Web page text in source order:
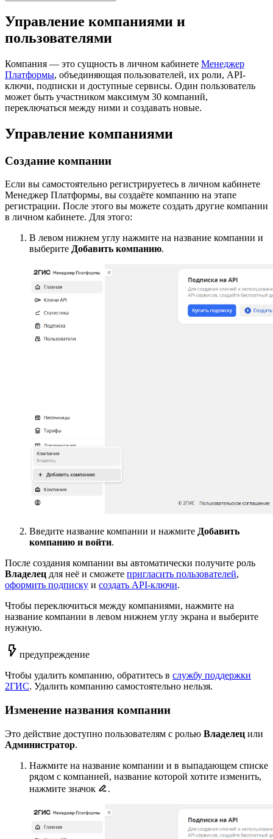
Управление компаниями и
пользователями
Компания — это сущность в личном кабинете Менеджер
Платформы, объединяющая пользователей, их роли, API-
ключи, подписки и доступные сервисы. Один пользователь
может быть участником максимум 30 компаний,
переключаться между ними и создавать новые.
Управление компаниями
Создание компании
Если вы самостоятельно регистрируетесь в личном кабинете
Менеджер Платформы, вы создаёте компанию на этапе
регистрации. После этого вы можете создать другие компании
в личном кабинете. Для этого:
В левом нижнем углу нажмите на название компании и
выберите Добавить компанию.
Введите название компании и нажмите Добавить
компанию и войти.
После создания компании вы автоматически получите роль
Владелец для неё и сможете пригласить пользователей,
оформить подписку и создать API-ключи.
Чтобы переключиться между компаниями, нажмите на
название компании в левом нижнем углу экрана и выберите
нужную.
предупреждение
Чтобы удалить компанию, обратитесь в службу поддержки
2ГИС. Удалить компанию самостоятельно нельзя.
Изменение названия компании
Это действие доступно пользователям с ролью Владелец или
Администратор.
Нажмите на название компании и в выпадающем списке
рядом с компанией, название которой хотите изменить,
нажмите значок
.